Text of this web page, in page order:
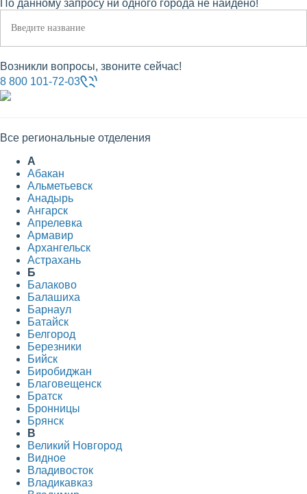
По данному запросу ни одного города не найдено!
Возникли вопросы, звоните сейчас!
8 800 101-72-03
Все региональные отделения
А
Абакан
Альметьевск
Анадырь
Ангарск
Апрелевка
Армавир
Архангельск
Астрахань
Б
Балаково
Балашиха
Барнаул
Батайск
Белгород
Березники
Бийск
Биробиджан
Благовещенск
Братск
Бронницы
Брянск
В
Великий Новгород
Видное
Владивосток
Владикавказ